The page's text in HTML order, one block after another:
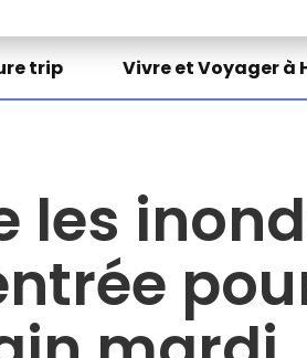
trip Vivre et Voyager à